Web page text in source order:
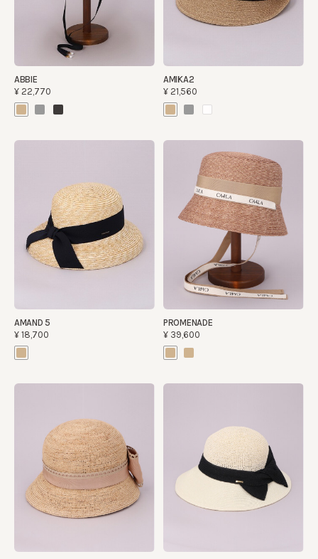
ABBIE
¥22,770
AMIKA2
¥21,560
AMAND 5
¥18,700
PROMENADE
¥39,600